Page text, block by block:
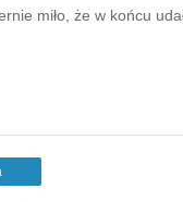
miło, że w końcu